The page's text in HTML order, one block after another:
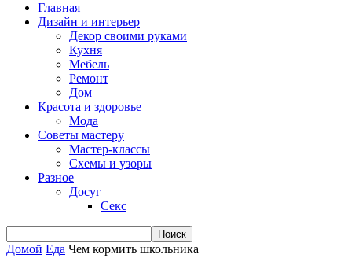
Главная
Дизайн и интерьер
Декор своими руками
Кухня
Мебель
Ремонт
Дом
Красота и здоровье
Мода
Советы мастеру
Мастер-классы
Схемы и узоры
Разное
Досуг
Секс
Домой Еда Чем кормить школьника